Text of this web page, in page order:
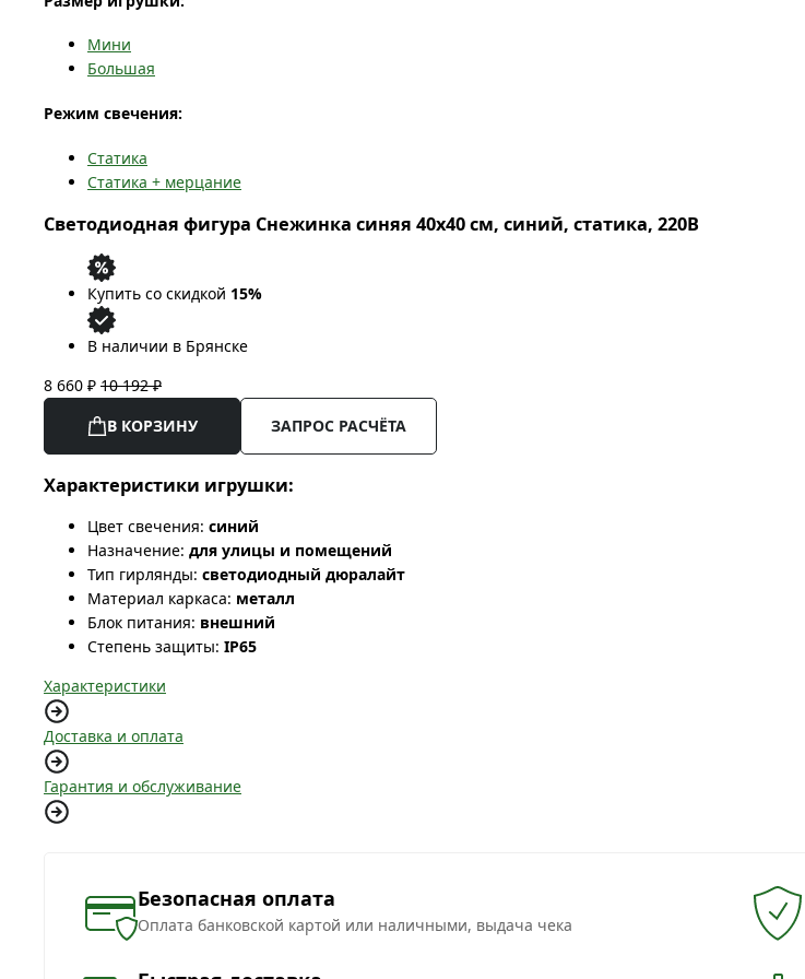
Мини
Большая
Режим свечения:
Статика
Статика + мерцание
Светодиодная фигура Снежинка синяя 40x40 см, синий, статика, 220В
Купить со скидкой 15%
В наличии в Брянске
8 660 ₽ 10 192 ₽
В КОРЗИНУ
ЗАПРОС РАСЧЁТА
Характеристики игрушки:
Цвет свечения: синий
Назначение: для улицы и помещений
Тип гирлянды: светодиодный дюралайт
Материал каркаса: металл
Блок питания: внешний
Степень защиты: IP65
Характеристики
Доставка и оплата
Гарантия и обслуживание
Безопасная оплата
Оплата банковской картой или наличными, выдача чека